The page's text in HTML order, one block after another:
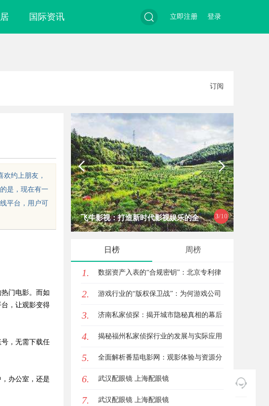
国际资讯 登录
立即注册
订阅
约上朋友，
是，现在有一
平台，用户可
门电影。而如
，让观影变得
，无需下载任
办公室，还是
4/10
影视：打造新时代影视娱乐的全 麻花影视：打造中国喜剧影视新高地
日榜 周榜
1. 数据资产入表的“合规密钥”：北京专利律
师如何为数据知识产权登记扫清障碍
2. 游戏行业的“版权保卫战”：为何游戏公司
离不开版权律师
3. 济南私家侦探：揭开城市隐秘真相的幕后
英雄
4. 揭秘福州私家侦探行业的发展与实际应用
全解析
5. 全面解析番茄电影网：观影体验与资源分
享的优质平台
6. 武汉配眼镜 上海配眼镜
7. 武汉配眼镜 上海配眼镜